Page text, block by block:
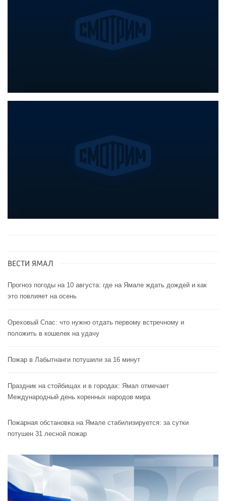
ВЕСТИ ЯМАЛ
Прогноз погоды на 10 августа: где на Ямале ждать дождей и как
это повлияет на осень
Ореховый Спас: что нужно отдать первому встречному и
положить в кошелек на удачу
Пожар в Лабытнанги потушили за 16 минут
Праздник на стойбищах и в городах: Ямал отмечает
Международный день коренных народов мира
Пожарная обстановка на Ямале стабилизируется: за сутки
потушен 31 лесной пожар